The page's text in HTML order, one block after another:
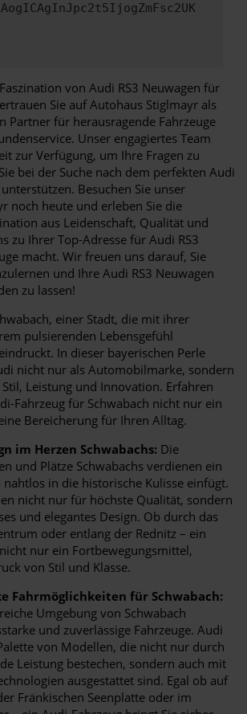
von Audi RS3 Neuwagen für
Sie auf Autohaus Stiglmayr als
Partner für herausragende Fahrzeuge
Unser engagiertes Team
zur Verfügung, um Ihre Fragen zu
bei der Suche nach dem perfekten Audi
Besuchen Sie unser
noch heute und erleben Sie die
aus Leidenschaft, Qualität und
zu Ihrer Top-Adresse für Audi RS3
macht. Wir freuen uns darauf, Sie
und Ihre Audi RS3 Neuwagen
zu lassen!
einer Stadt, die mit ihrer
pulsierenden Lebensgefühl
In dieser bayerischen Perle
nicht nur als Automobilmarke, sondern
Leistung und Innovation. Erfahren
Fahrzeug für Schwabach nicht nur ein
Bereicherung für Ihren Alltag.
im Herzen Schwabachs: Die
und Plätze Schwabachs verdienen ein
nahtlos in die historische Kulisse einfügt.
nicht nur für höchste Qualität, sondern
und elegantes Design. Ob durch das
oder entlang der Rednitz – ein
nur ein Fortbewegungsmittel,
von Stil und Klasse.
Fahrmöglichkeiten für Schwabach:
Umgebung von Schwabach
und zuverlässige Fahrzeuge. Audi
von Modellen, die nicht nur durch
Leistung bestechen, sondern auch mit
ausgestattet sind. Egal ob auf
Fränkischen Seenplatte oder im